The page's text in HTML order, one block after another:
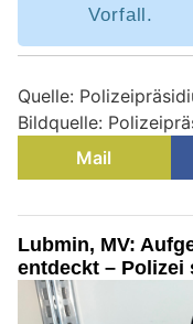
Vorfall.
Quelle:
Bildquelle:
Mail
Lubmin, MV:
entdeckt – Polizei